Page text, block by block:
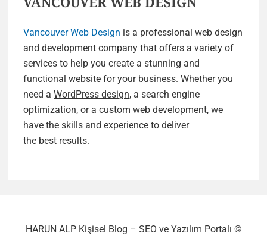
Vancouver Web Design is a professional web design
and development company that offers a variety of
services to help you create a stunning and
functional website for your business. Whether you
need a WordPress design, a search engine
optimization, or a custom web development, we
have the skills and experience to deliver
the best results.
HARUN ALP Kişisel Blog – SEO ve Yazılım Portalı ©